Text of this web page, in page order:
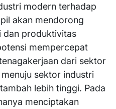
modern terhadap
akan mendorong
dan produktivitas
mempercepat
dari sektor
sektor industri
lebih tinggi. Pada
menciptakan